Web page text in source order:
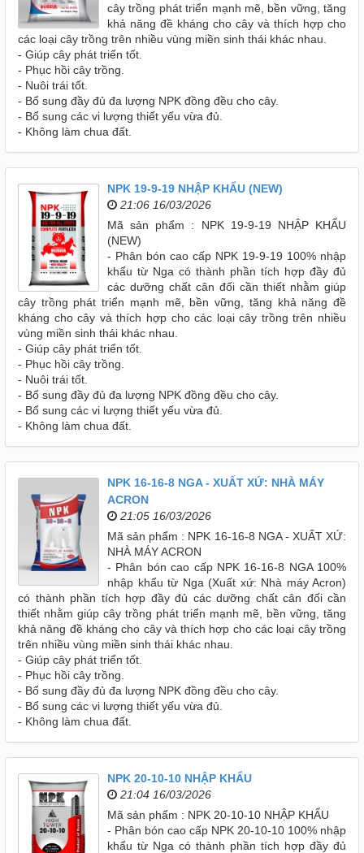
cây trồng phát triển mạnh mẽ, bền vững, tăng
khả năng đề kháng cho cây và thích hợp cho
các loại cây trồng trên nhiều vùng miền sinh thái khác nhau.
- Giúp cây phát triển tốt.
- Phục hồi cây trồng.
- Nuôi trái tốt.
- Bổ sung đầy đủ đa lượng NPK đồng đều cho cây.
- Bổ sung các vi lượng thiết yếu vừa đủ.
- Không làm chua đất.
NPK 19-9-19 NHẬP KHẨU (NEW)
21:06 16/03/2026
Mã sản phẩm : NPK 19-9-19 NHẬP KHẨU
(NEW)
- Phân bón cao cấp NPK 19-9-19 100% nhập
khẩu từ Nga có thành phần tích hợp đầy đủ
các dưỡng chất cân đối cần thiết nhằm giúp
cây trồng phát triển mạnh mẽ, bền vững, tăng khả năng đề
kháng cho cây và thích hợp cho các loại cây trồng trên nhiều
vùng miền sinh thái khác nhau.
- Giúp cây phát triển tốt.
- Phục hồi cây trồng.
- Nuôi trái tốt.
- Bổ sung đầy đủ đa lượng NPK đồng đều cho cây.
- Bổ sung các vi lượng thiết yếu vừa đủ.
- Không làm chua đất.
NPK 16-16-8 NGA - XUẤT XỨ: NHÀ MÁY
ACRON
21:05 16/03/2026
Mã sản phẩm : NPK 16-16-8 NGA - XUẤT XỨ:
NHÀ MÁY ACRON
- Phân bón cao cấp NPK 16-16-8 NGA 100%
nhập khẩu từ Nga (Xuất xứ: Nhà máy Acron)
có thành phần tích hợp đầy đủ các dưỡng chất cân đối cần
thiết nhằm giúp cây trồng phát triển mạnh mẽ, bền vững, tăng
khả năng đề kháng cho cây và thích hợp cho các loại cây trồng
trên nhiều vùng miền sinh thái khác nhau.
- Giúp cây phát triển tốt.
- Phục hồi cây trồng.
- Bổ sung đầy đủ đa lượng NPK đồng đều cho cây.
- Bổ sung các vi lượng thiết yếu vừa đủ.
- Không làm chua đất.
NPK 20-10-10 NHẬP KHẨU
21:04 16/03/2026
Mã sản phẩm : NPK 20-10-10 NHẬP KHẨU
- Phân bón cao cấp NPK 20-10-10 100% nhập
khẩu từ Nga có thành phần tích hợp đầy đủ